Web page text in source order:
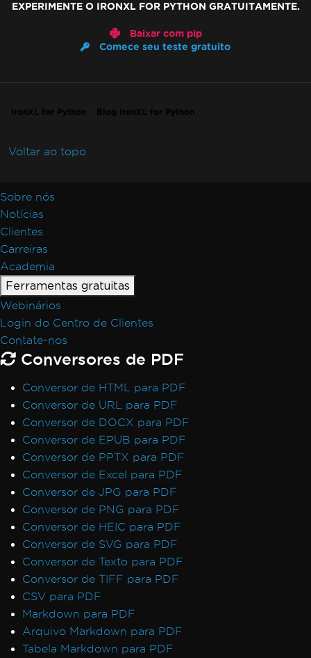
EXPERIMENTE O IRONXL FOR PYTHON GRATUITAMENTE.
Baixar com pip
Comece seu teste gratuito
IronXL for Python Blog IronXL for Python
Voltar ao topo
Sobre nós
Notícias
Clientes
Carreiras
Academia
Ferramentas gratuitas
Webinários
Login do Centro de Clientes
Contate-nos
Conversores de PDF
Conversor de HTML para PDF
Conversor de URL para PDF
Conversor de DOCX para PDF
Conversor de EPUB para PDF
Conversor de PPTX para PDF
Conversor de Excel para PDF
Conversor de JPG para PDF
Conversor de PNG para PDF
Conversor de HEIC para PDF
Conversor de SVG para PDF
Conversor de Texto para PDF
Conversor de TIFF para PDF
CSV para PDF
Markdown para PDF
Arquivo Markdown para PDF
Tabela Markdown para PDF